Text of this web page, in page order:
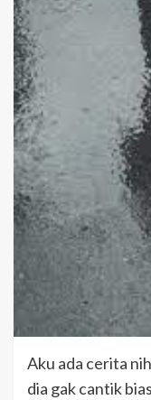
Aku ada cerita
dia gak cantik